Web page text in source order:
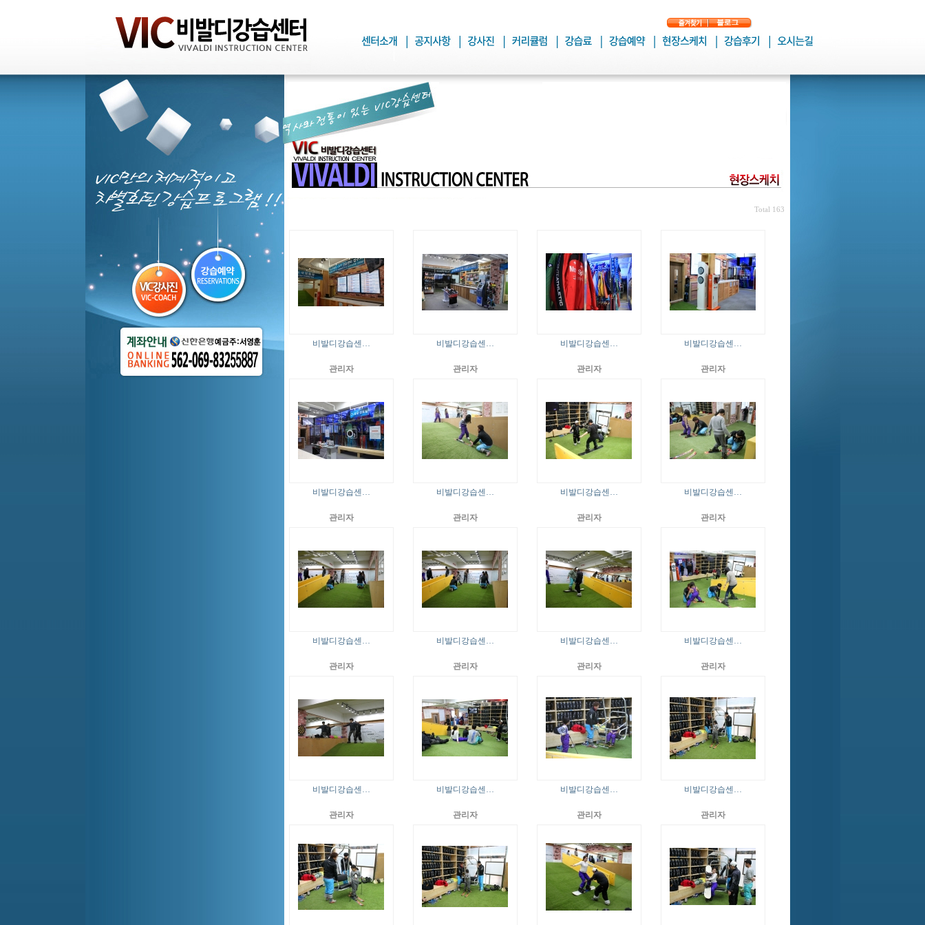
Total 163
비발디강습센…
관리자
비발디강습센…
관리자
비발디강습센…
관리자
비발디강습센…
관리자
비발디강습센…
관리자
비발디강습센…
관리자
비발디강습센…
관리자
비발디강습센…
관리자
비발디강습센…
관리자
비발디강습센…
관리자
비발디강습센…
관리자
비발디강습센…
관리자
비발디강습센…
관리자
비발디강습센…
관리자
비발디강습센…
관리자
비발디강습센…
관리자